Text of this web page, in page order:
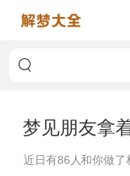
梦见朋友拿
近日有86 人和你做了